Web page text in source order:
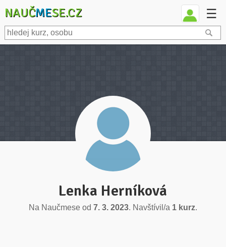
NAUČMESE.CZ ☰
Lenka Herníková
Na Naučmese od 7. 3. 2023. Navštívil/a 1 kurz.